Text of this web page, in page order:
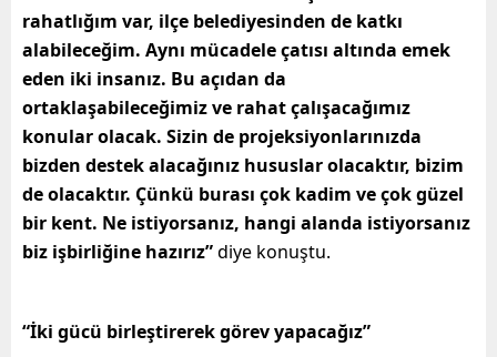
rahatlığım var, ilçe belediyesinden de katkı
alabileceğim. Aynı mücadele çatısı altında emek
eden iki insanız. Bu açıdan da
ortaklaşabileceğimiz ve rahat çalışacağımız
konular olacak. Sizin de projeksiyonlarınızda
bizden destek alacağınız hususlar olacaktır, bizim
de olacaktır. Çünkü burası çok kadim ve çok güzel
bir kent. Ne istiyorsanız, hangi alanda istiyorsanız
biz işbirliğine hazırız”diye konuştu.
“İki gücü birleştirerek görev yapacağız”